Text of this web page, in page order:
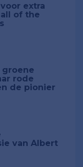
extra
of the
groene
rode
de pionier
van Albert